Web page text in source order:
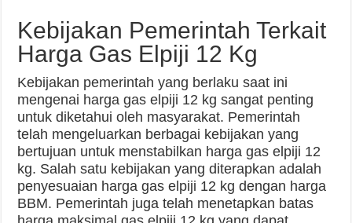
Kebijakan Pemerintah Terkait
Harga Gas Elpiji 12 Kg
Kebijakan pemerintah yang berlaku saat ini
mengenai harga gas elpiji 12 kg sangat penting
untuk diketahui oleh masyarakat. Pemerintah
telah mengeluarkan berbagai kebijakan yang
bertujuan untuk menstabilkan harga gas elpiji 12
kg. Salah satu kebijakan yang diterapkan adalah
penyesuaian harga gas elpiji 12 kg dengan harga
BBM. Pemerintah juga telah menetapkan batas